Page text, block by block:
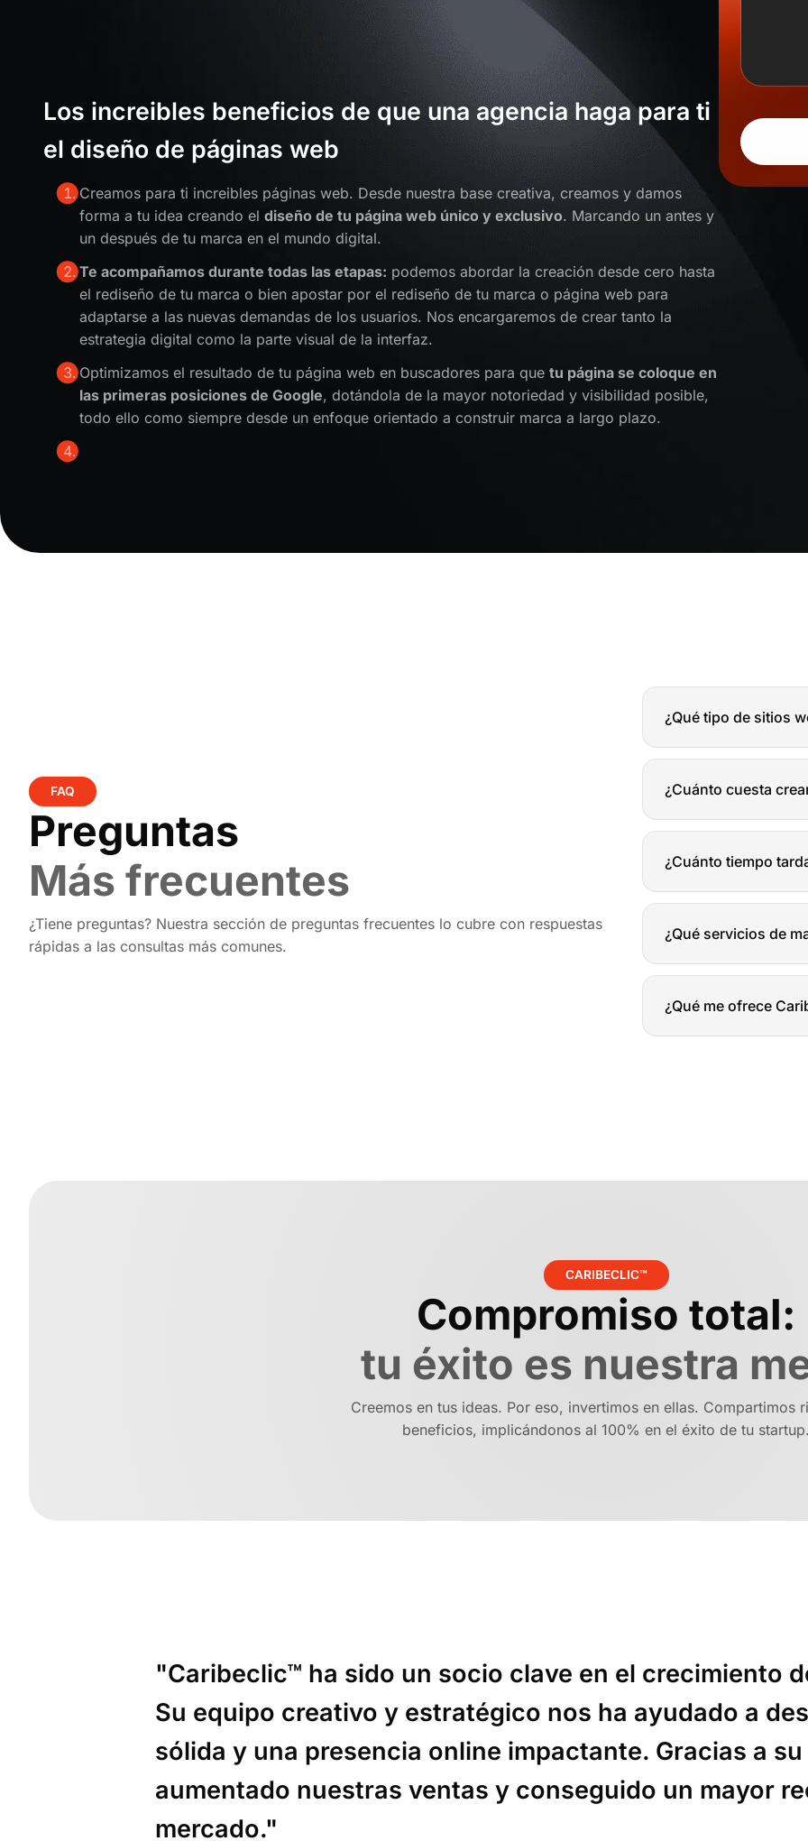
Los increibles beneficios de que una agencia haga para ti
el diseño de páginas web
Creamos para ti increibles páginas web. Desde nuestra base creativa, creamos y damos
forma a tu idea creando el diseño de tu página web único y exclusivo. Marcando un antes y
un después de tu marca en el mundo digital.
Te acompañamos durante todas las etapas: podemos abordar la creación desde cero hasta
el rediseño de tu marca o bien apostar por el rediseño de tu marca o página web para
adaptarse a las nuevas demandas de los usuarios. Nos encargaremos de crear tanto la
estrategia digital como la parte visual de la interfaz.
Optimizamos el resultado de tu página web en buscadores para que tu página se coloque en
las primeras posiciones de Google, dotándola de la mayor notoriedad y visibilidad posible,
todo ello como siempre desde un enfoque orientado a construir marca a largo plazo.
FAQ
Preguntas
Más frecuentes
¿Tiene preguntas? Nuestra sección de preguntas frecuentes lo cubre con respuestas
rápidas a las consultas más comunes.
¿Qué tipo de sitios
Diseñamos y
educativas y blogs,
solución web que te
¿Cuánto cuesta
El coste de un sitio web
integraciones
conocer los detalles de
¿Cuánto tiempo
El tiempo de desarrollo
esforzamos por
lo antes posible.
¿Qué servicios de
Ofrecemos una amplia
marketing de
objetivo es ayudarte a
¿Qué me ofrece
CARIBECLIC™
Compromiso total:
tu éxito es nuestra
Creemos en tus ideas. Por eso, invertimos en ellas. Compartimos
beneficios, implicándonos al 100% en el éxito de tu
"Caribeclic™ ha sido un socio clave en el crecimiento
Su equipo creativo y estratégico nos ha ayudado a
sólida y una presencia online impactante. Gracias a
aumentado nuestras ventas y conseguido un mayor
mercado."